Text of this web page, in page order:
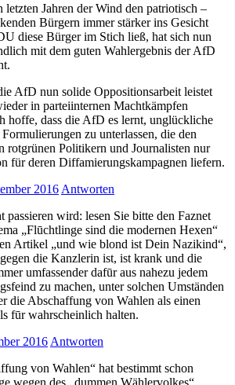
letzten Jahren der Wind den patriotisch –
Bürgern immer stärker ins Gesicht
diese Bürger im Stich ließ, hat sich nun
mit dem guten Wahlergebnis der AfD
AfD nun solide Oppositionsarbeit leistet
in parteiinternen Machtkämpfen
hoffe, dass die AfD es lernt, unglückliche
zu unterlassen, die den
rotgrünen Politikern und Journalisten nur
für deren Diffamierungskampagnen liefern.
2016 Antworten
passieren wird: lesen Sie bitte den Faznet
„Flūchtlinge sind die modernen Hexen“
Artikel „und wie blond ist Dein Nazikind“,
die Kanzlerin ist, ist krank und die
umfassender dafūr aus nahezu jedem
zu machen, unter solchen Umständen
die Abschaffung von Wahlen als einen
fūr wahrscheinlich halten.
2016 Antworten
von Wahlen“ hat bestimmt schon
wegen des „dummen Wählervolkes“